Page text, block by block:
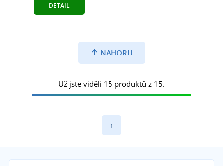
DETAIL
NAHORU
Už jste viděli 15 produktů z 15.
1